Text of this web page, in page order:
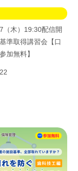
（木）19:30配信開
準取得講習会【口
加無料】